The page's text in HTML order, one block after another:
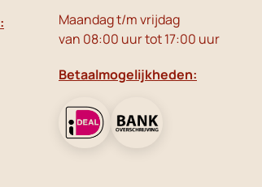
Maandag t/m vrijdag
van 08:00 uur tot 17:00 uur
Betaalmogelijkheden: